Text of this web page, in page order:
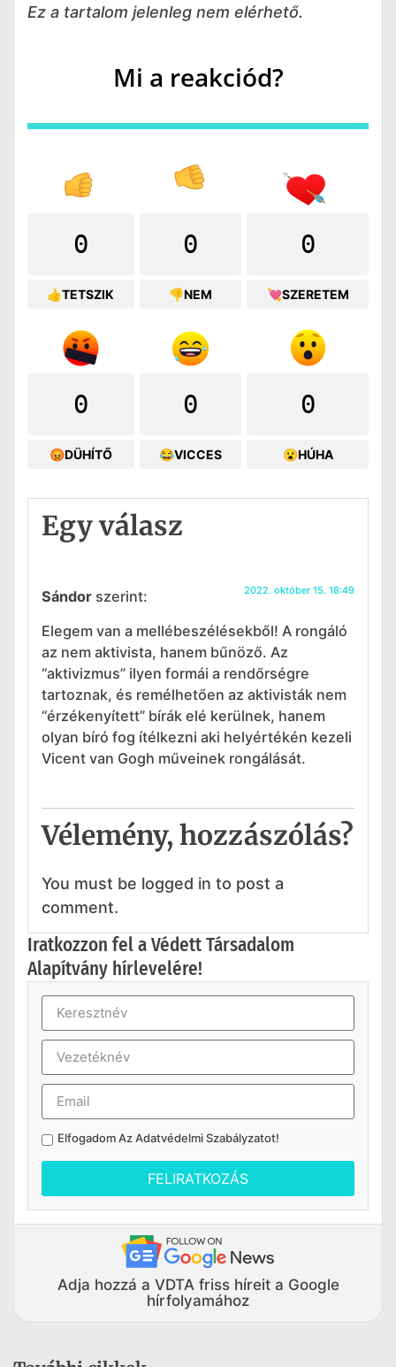
Ez a tartalom jelenleg nem elérhető.
Mi a reakciód?
0
👍TETSZIK
0
👎NEM
0
💘SZERETEM
0
😡DÜHÍTŐ
0
😂VICCES
0
😮HÚHA
Egy válasz
Sándor szerint: 2022. október 15. 18:49
Elegem van a mellébeszélésekből! A rongáló
az nem aktivista, hanem bűnöző. Az
“aktivizmus” ilyen formái a rendőrségre
tartoznak, és remélhetően az aktivisták nem
“érzékenyített” bírák elé kerülnek, hanem
olyan bíró fog ítélkezni aki helyértékén kezeli
Vicent van Gogh műveinek rongálását.
Vélemény, hozzászólás?
You must be logged in to post a
comment.
Iratkozzon fel a Védett Társadalom
Alapítvány hírlevelére!
Elfogadom AzAdatvédelmi Szabályzatot!
FELIRATKOZÁS
Adja hozzá a VDTA friss híreit a Google
hírfolyamához